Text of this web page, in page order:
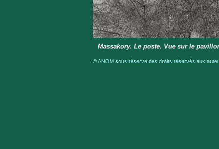
Massakory. Le poste. Vue sur le
© ANOM sous réserve des droits réservés aux